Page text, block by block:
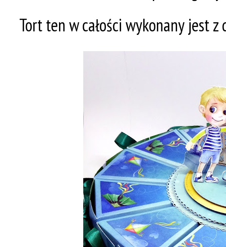
Tort ten w całości wykonany jest